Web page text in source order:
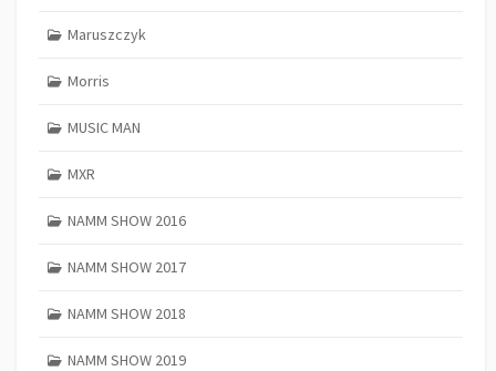
Maruszczyk
Morris
MUSIC MAN
MXR
NAMM SHOW 2016
NAMM SHOW 2017
NAMM SHOW 2018
NAMM SHOW 2019